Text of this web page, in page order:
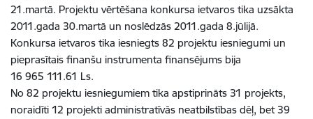
21.martā. Projektu vērtēšana konkursa ietvaros tika uzsākta
2011.gada 30.martā un noslēdzās 2011.gada 8.jūlijā.
Konkursa ietvaros tika iesniegts 82 projektu iesniegumi un
pieprasītais finanšu instrumenta finansējums bija
16 965 111.61 Ls.
No 82 projektu iesniegumiem tika apstiprināts 31 projekts,
noraidīti 12 projekti administratīvās neatbilstības dēļ, bet 39